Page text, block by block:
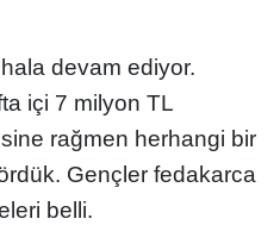
devam ediyor.
içi 7 milyon TL
rağmen herhangi bir
Gençler fedakarca
belli.